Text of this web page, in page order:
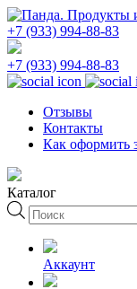
+7 (933) 994-88-83
+7 (933) 994-88-83
Отзывы
Контакты
Как оформить
Каталог
Поиск
товаров
Аккаунт